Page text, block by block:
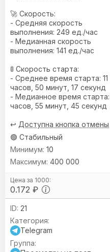
🚀 Скорость:
- Средняя скорость
выполнения: 249 ед./час
- Медианная скорость
выполнения: 141 ед./час
🚦 Скорость старта:
- Среднее время старта: 11
часов, 50 минут, 17 секунд
- Медианное время старта:
часов, 55 минут, 45 секунд
↩️ Доступна кнопка отмены
🟢 Стабильный
0.172 ₽
10
400 000
21
Telegram